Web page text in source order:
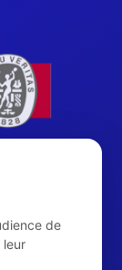
de
leur